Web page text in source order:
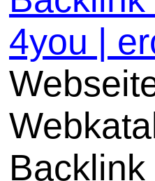
4you |
Backlink